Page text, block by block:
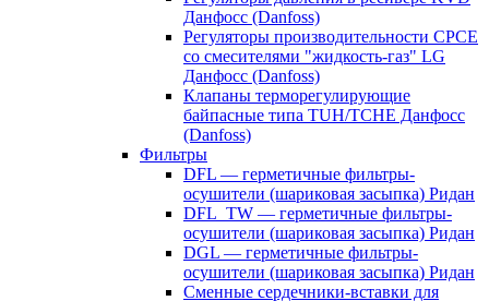
Данфосс (Danfoss)
Регуляторы производительности CPCE
со смесителями "жидкость-газ" LG
Данфосс (Danfoss)
Клапаны терморегулирующие
байпасные типа TUH/TCHE Данфосс
(Danfoss)
Фильтры
DFL — герметичные фильтры-
осушители (шариковая засыпка) Ридан
DFL_TW — герметичные фильтры-
осушители (шариковая засыпка) Ридан
DGL — герметичные фильтры-
осушители (шариковая засыпка) Ридан
Сменные сердечники-вставки для